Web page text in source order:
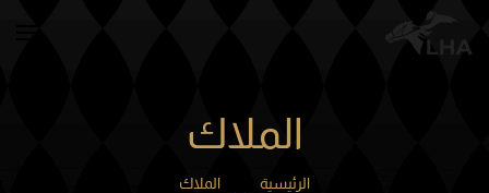
الملاك
الرئيسية الملاك